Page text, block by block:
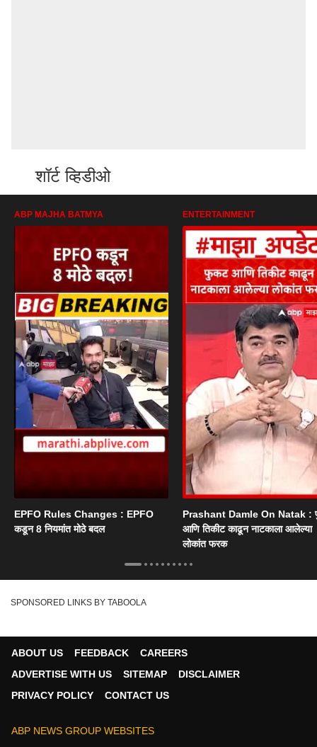
शॉर्ट व्हिडीओ
ABP MAJHA BATMYA
EPFO Rules Changes : EPFO
कडून 8 नियमांत मोठे बदल
ENTERTAINMENT
Prashant Damle On Natak :
आणि तिकीट काढून नाटकाला आलेल्या
लोकांत फरक
SPONSORED LINKS BY TABOOLA
ABOUT US FEEDBACK
CAREERS
ADVERTISE WITH US
SITEMAP
DISCLAIMER
PRIVACY POLICY
CONTACT US
ABP NEWS GROUP WEBSITES